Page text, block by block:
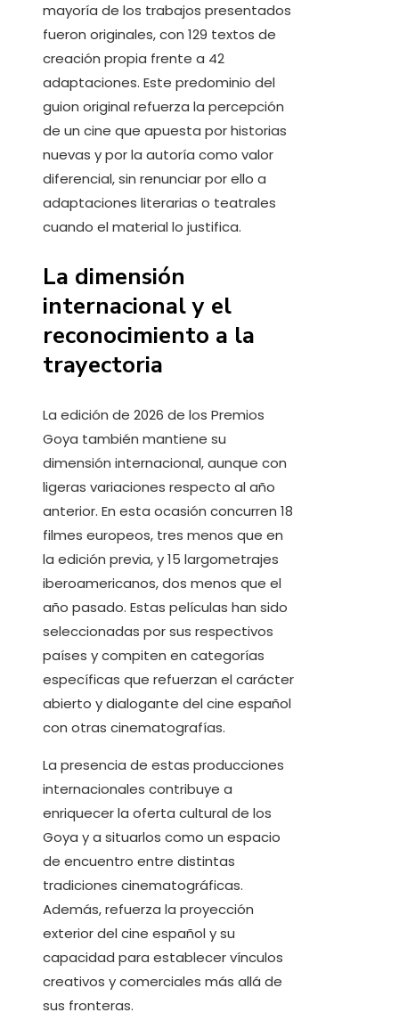
mayoría de los trabajos presentados
fueron originales, con 129 textos de
creación propia frente a 42
adaptaciones. Este predominio del
guion original refuerza la percepción
de un cine que apuesta por historias
nuevas y por la autoría como valor
diferencial, sin renunciar por ello a
adaptaciones literarias o teatrales
cuando el material lo justifica.
La dimensión
internacional y el
reconocimiento a la
trayectoria
La edición de 2026 de los Premios
Goya también mantiene su
dimensión internacional, aunque con
ligeras variaciones respecto al año
anterior. En esta ocasión concurren 18
filmes europeos, tres menos que en
la edición previa, y 15 largometrajes
iberoamericanos, dos menos que el
año pasado. Estas películas han sido
seleccionadas por sus respectivos
países y compiten en categorías
específicas que refuerzan el carácter
abierto y dialogante del cine español
con otras cinematografías.
La presencia de estas producciones
internacionales contribuye a
enriquecer la oferta cultural de los
Goya y a situarlos como un espacio
de encuentro entre distintas
tradiciones cinematográficas.
Además, refuerza la proyección
exterior del cine español y su
capacidad para establecer vínculos
creativos y comerciales más allá de
sus fronteras.